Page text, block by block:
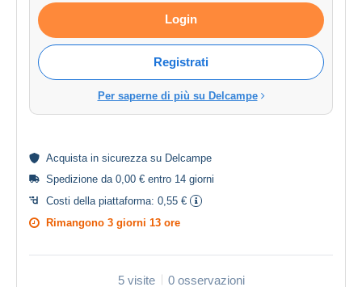
Login
Registrati
Per saperne di più su Delcampe
Acquista in sicurezza su Delcampe
Spedizione da 0,00 € entro 14 giorni
Costi della piattaforma: 0,55 €
Rimangono 3 giorni 13 ore
5 visite 0 osservazioni